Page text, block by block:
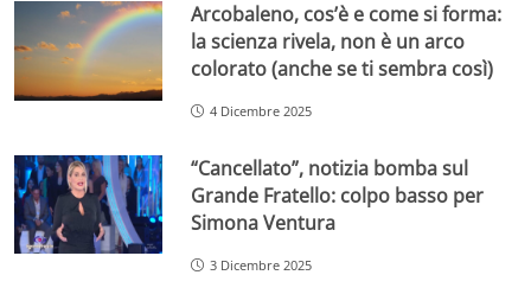
Arcobaleno, cos’è e come si forma:
la scienza rivela, non è un arco
colorato (anche se ti sembra così)
4 Dicembre 2025
“Cancellato”, notizia bomba sul
Grande Fratello: colpo basso per
Simona Ventura
3 Dicembre 2025